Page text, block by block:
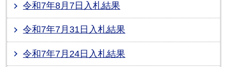
令和7年8月7日入札結果
令和7年7月31日入札結果
令和7年7月24日入札結果